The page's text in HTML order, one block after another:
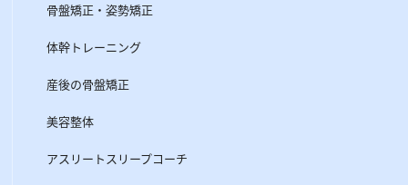
骨盤矯正・姿勢矯正
体幹トレーニング
産後の骨盤矯正
美容整体
アスリートスリープコーチ